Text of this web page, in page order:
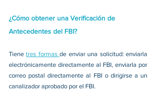
¿Cómo obtener una Verificación de
Antecedentes del FBI?
Tiene tres formas de enviar una solicitud: enviarla
electrónicamente directamente al FBI, enviarla por
correo postal directamente al FBI o dirigirse a un
canalizador aprobado por el FBI.